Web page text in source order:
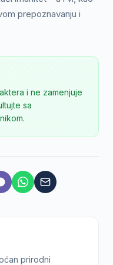
prepoznavanju i
i ne zamenjuje
sa
prirodni